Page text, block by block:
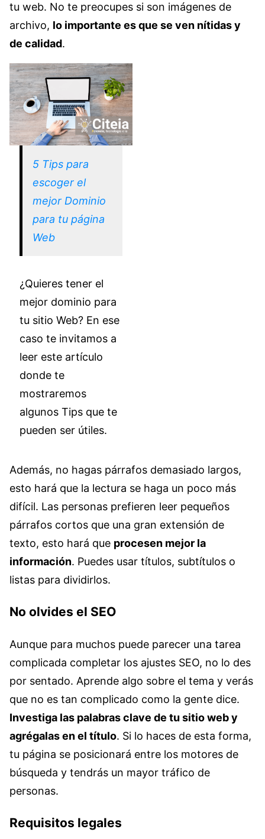
tu web. No te preocupes si son imágenes de
archivo, lo importante es que se ven nítidas y
de calidad.
5 Tips para
escoger el
mejor Dominio
para tu página
Web
¿Quieres tener el
mejor dominio para
tu sitio Web? En ese
caso te invitamos a
leer este artículo
donde te
mostraremos
algunos Tips que te
pueden ser útiles.
Además, no hagas párrafos demasiado largos,
esto hará que la lectura se haga un poco más
difícil. Las personas prefieren leer pequeños
párrafos cortos que una gran extensión de
texto, esto hará que procesen mejor la
información. Puedes usar títulos, subtítulos o
listas para dividirlos.
No olvides el SEO
Aunque para muchos puede parecer una tarea
complicada completar los ajustes SEO, no lo des
por sentado. Aprende algo sobre el tema y verás
que no es tan complicado como la gente dice.
Investiga las palabras clave de tu sitio web y
agrégalas en el título. Si lo haces de esta forma,
tu página se posicionará entre los motores de
búsqueda y tendrás un mayor tráfico de
personas.
Requisitos legales